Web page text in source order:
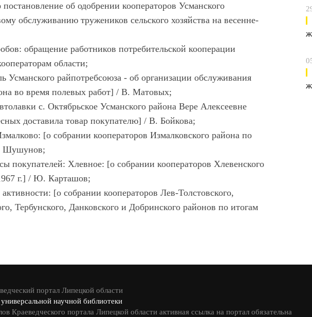
об одобрении кооператоров Усманского
обслуживанию тружеников сельского хозяйства на весенне-
обращение работников потребительской кооперации
области;
Усманского райпотребсоюза - об организации обслуживания
во время полевых работ] / В. Матовых;
с. Октябрьское Усманского района Вере Алексеевне
доставила товар покупателю] / В. Бойкова;
[о собрании кооператоров Измалковского района по
Шушунов;
покупателей: Хлевное: [о собрании кооператоров Хлевенского
г.] / Ю. Карташов;
[о собрании кооператоров Лев-Толстовского,
Тербунского, Данковского и Добринского районов по итогам
портал Липецкой области
научной библиотеки
Краеведческого портала Липецкой области активная ссылка на портал обязательна